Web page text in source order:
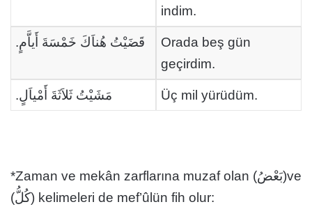
indim.
قَضَيْتُ هُناَكَ خَمْسَةَ أَياَّمٍ.
Orada beş gün
geçirdim.
مَشَيْتُ ثَلاَثَةَ أَمْياَلٍ. Üç mil yürüdüm.
*Zaman ve mekân zarflarına muzaf olan (بَعْضُ)ve
(كُلُّ) kelimeleri de mef’ûlün fih olur: